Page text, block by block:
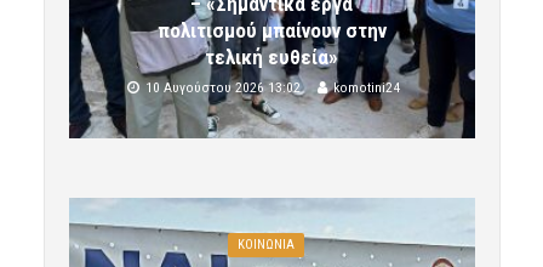
πολιτισμού μπαίνουν στην
τελική ευθεία»
10 Αυγούστου 2026 13:02 komotini24
ΚΟΙΝΩΝΙΑ